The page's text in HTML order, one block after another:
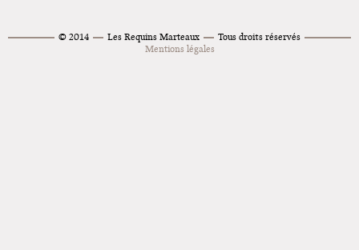
© 2014 Les Requins Marteaux
Tous droits réservés
Mentions légales